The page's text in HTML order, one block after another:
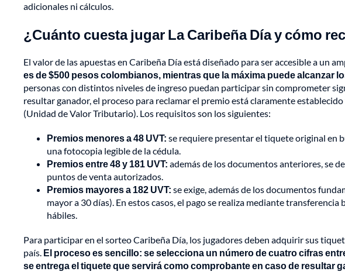
adicionales ni cálculos.
¿Cuánto cuesta jugar La Caribeña Día y cómo
El valor de las apuestas en Caribeña Día está diseñado para ser accesible a un
es de $500 pesos colombianos, mientras que la máxima puede alcanzar
personas con distintos niveles de ingreso puedan participar sin comprometer
resultar ganador, el proceso para reclamar el premio está claramente
(Unidad de Valor Tributario). Los requisitos son los siguientes:
Premios menores a 48 UVT: se requiere presentar el tiquete original en
una fotocopia legible de la cédula.
Premios entre 48 y 181 UVT: además de los documentos anteriores, se
puntos de venta autorizados.
Premios mayores a 182 UVT: se exige, además de los documentos
mayor a 30 días). En estos casos, el pago se realiza mediante
hábiles.
Para participar en el sorteo Caribeña Día, los jugadores deben adquirir sus
país. El proceso es sencillo: se selecciona un número de cuatro cifras
se entrega el tiquete que servirá como comprobante en caso de resultar